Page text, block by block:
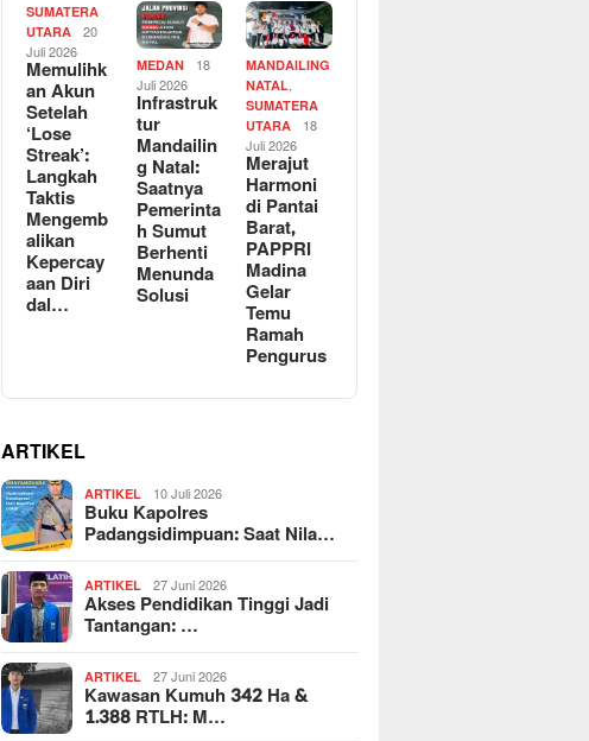
SUMATERA
UTARA
20
Juli 2026
Memulihk
an Akun
Setelah
‘Lose
Streak’:
Langkah
Taktis
Mengemb
alikan
Kepercay
aan Diri
dal…
MEDAN
18
Juli 2026
Infrastruk
tur
Mandailin
g Natal:
Saatnya
Pemerinta
h Sumut
Berhenti
Menunda
Solusi
MANDAILING
NATAL,
SUMATERA
UTARA
18
Juli 2026
Merajut
Harmoni
di Pantai
Barat,
PAPPRI
Madina
Gelar
Temu
Ramah
Pengurus
ARTIKEL
ARTIKEL 10 Juli 2026
Buku Kapolres
Padangsidimpuan: Saat Nila…
ARTIKEL 27 Juni 2026
Akses Pendidikan Tinggi Jadi
Tantangan: …
ARTIKEL 27 Juni 2026
Kawasan Kumuh 342 Ha &
1.388 RTLH: M…